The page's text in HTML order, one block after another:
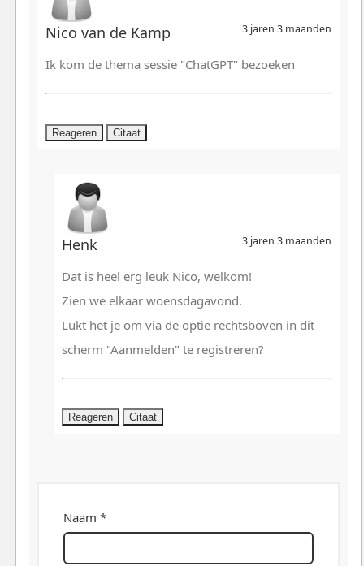
Nico van de Kamp 3 jaren 3 maanden
Ik kom de thema sessie "ChatGPT" bezoeken
Reageren Citaat
Henk 3 jaren 3 maanden
Dat is heel erg leuk Nico, welkom!
Zien we elkaar woensdagavond.
Lukt het je om via de optie rechtsboven in dit
scherm "Aanmelden" te registreren?
Reageren Citaat
Naam *